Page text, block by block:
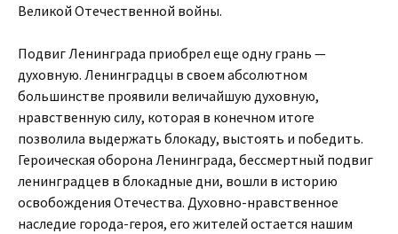
Великой Отечественной войны.
Подвиг Ленинграда приобрел еще одну грань —
духовную. Ленинградцы в своем абсолютном
большинстве проявили величайшую духовную,
нравственную силу, которая в конечном итоге
позволила выдержать блокаду, выстоять и победить.
Героическая оборона Ленинграда, бессмертный подвиг
ленинградцев в блокадные дни, вошли в историю
освобождения Отечества. Духовно-нравственное
наследие города-героя, его жителей остается нашим